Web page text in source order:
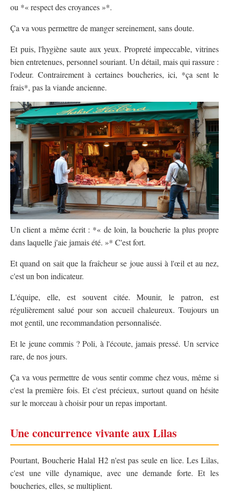
ou *« respect des croyances »*.
Ça va vous permettre de manger sereinement, sans doute.
Et puis, l'hygiène saute aux yeux. Propreté impeccable, vitrines
bien entretenues, personnel souriant. Un détail, mais qui rassure :
l'odeur. Contrairement à certaines boucheries, ici, *ça sent le
frais*, pas la viande ancienne.
Un client a même écrit : *« de loin, la boucherie la plus propre
dans laquelle j'aie jamais été. »* C'est fort.
Et quand on sait que la fraîcheur se joue aussi à l'œil et au nez,
c'est un bon indicateur.
L'équipe, elle, est souvent citée. Mounir, le patron, est
régulièrement salué pour son accueil chaleureux. Toujours un
mot gentil, une recommandation personnalisée.
Et le jeune commis ? Poli, à l'écoute, jamais pressé. Un service
rare, de nos jours.
Ça va vous permettre de vous sentir comme chez vous, même si
c'est la première fois. Et c'est précieux, surtout quand on hésite
sur le morceau à choisir pour un repas important.
Une concurrence vivante aux Lilas
Pourtant, Boucherie Halal H2 n'est pas seule en lice. Les Lilas,
c'est une ville dynamique, avec une demande forte. Et les
boucheries, elles, se multiplient.